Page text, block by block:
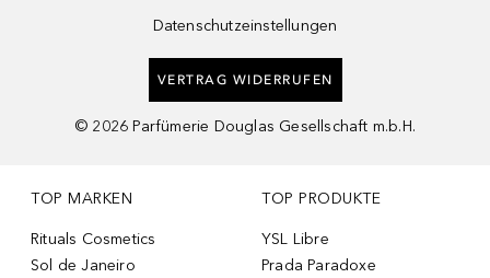
Datenschutzeinstellungen
VERTRAG WIDERRUFEN
© 2026 Parfümerie Douglas Gesellschaft m.b.H.
TOP MARKEN
Rituals Cosmetics
Sol de Janeiro
TOP PRODUKTE
YSL Libre
Prada Paradoxe